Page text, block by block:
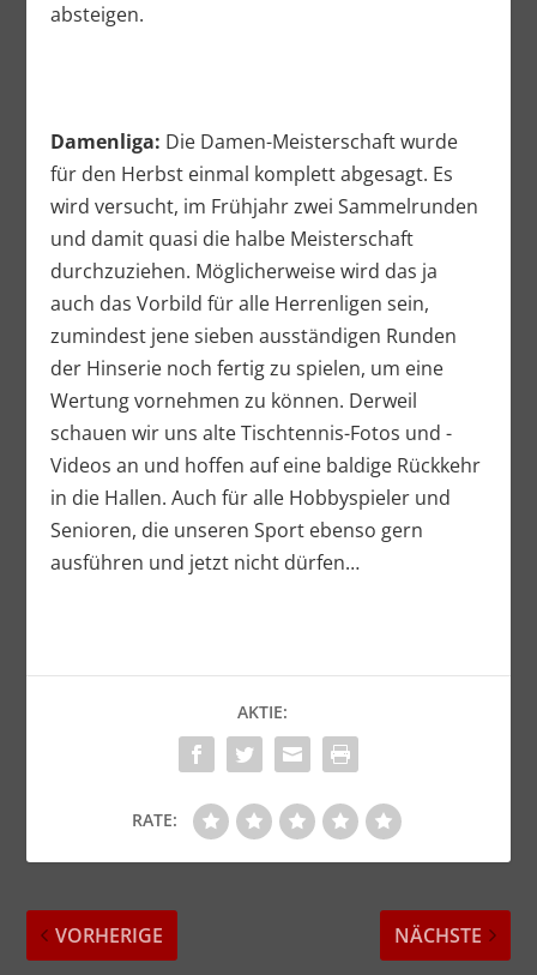
absteigen.
Damenliga: Die Damen-Meisterschaft wurde
für den Herbst einmal komplett abgesagt. Es
wird versucht, im Frühjahr zwei Sammelrunden
und damit quasi die halbe Meisterschaft
durchzuziehen. Möglicherweise wird das ja
auch das Vorbild für alle Herrenligen sein,
zumindest jene sieben ausständigen Runden
der Hinserie noch fertig zu spielen, um eine
Wertung vornehmen zu können. Derweil
schauen wir uns alte Tischtennis-Fotos und -
Videos an und hoffen auf eine baldige Rückkehr
in die Hallen. Auch für alle Hobbyspieler und
Senioren, die unseren Sport ebenso gern
ausführen und jetzt nicht dürfen…
AKTIE:
RATE:
VORHERIGE NÄCHSTE